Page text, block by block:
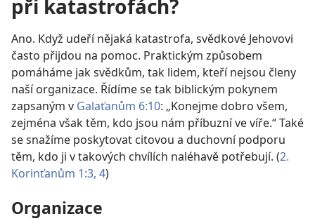
při katastrofách?
Ano. Když udeří nějaká katastrofa, svědkové Jehovovi
často přijdou na pomoc. Praktickým způsobem
pomáháme jak svědkům, tak lidem, kteří nejsou členy
naší organizace. Řídíme se tak biblickým pokynem
zapsaným v Galaťanům 6:10: „Konejme dobro všem,
zejména však těm, kdo jsou nám příbuzní ve víře.“ Také
se snažíme poskytovat citovou a duchovní podporu
těm, kdo ji v takových chvílích naléhavě potřebují. (2.
Korinťanům 1:3, 4)
Organizace